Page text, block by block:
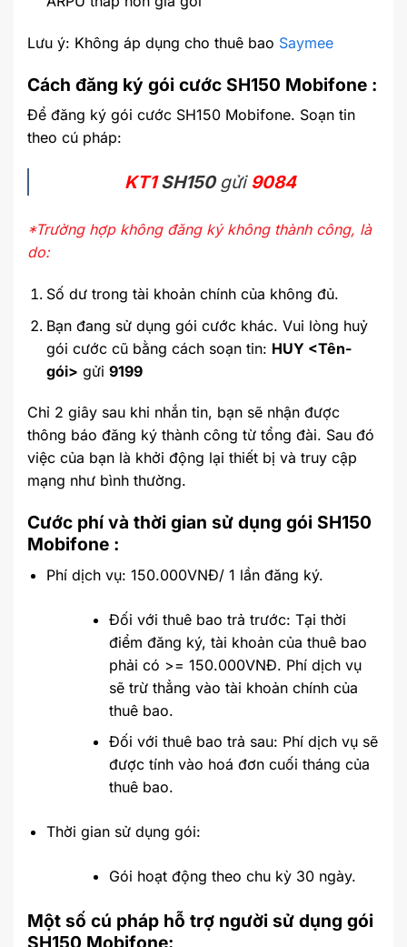
Lưu ý: Không áp dụng cho thuê bao Saymee
Cách đăng ký gói cước SH150 Mobifone :
Để đăng ký gói cước SH150 Mobifone. Soạn tin
theo cú pháp:
KT1SH150 gửi 9084
*Trường hợp không đăng ký không thành công, là
do:
Số dư trong tài khoản chính của không đủ.
Bạn đang sử dụng gói cước khác. Vui lòng huỷ
gói cước cũ bằng cách soạn tin: HUY <Tên-
gói> gửi 9199
Chỉ 2 giây sau khi nhắn tin, bạn sẽ nhận được
thông báo đăng ký thành công từ tổng đài. Sau đó
việc của bạn là khởi động lại thiết bị và truy cập
mạng như bình thường.
Cước phí và thời gian sử dụng gói SH150
Mobifone :
Phí dịch vụ: 150.000VNĐ/ 1 lần đăng ký.
Đối với thuê bao trả trước: Tại thời
điểm đăng ký, tài khoản của thuê bao
phải có >= 150.000VNĐ. Phí dịch vụ
sẽ trừ thẳng vào tài khoản chính của
thuê bao.
Đối với thuê bao trả sau: Phí dịch vụ sẽ
được tính vào hoá đơn cuối tháng của
thuê bao.
Thời gian sử dụng gói:
Gói hoạt động theo chu kỳ 30 ngày.
Một số cú pháp hỗ trợ người sử dụng gói